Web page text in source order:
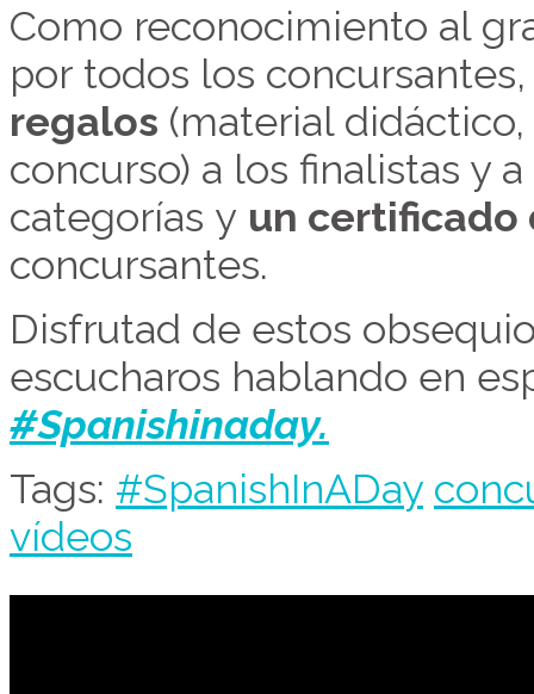
Como reconocimiento al
por todos los
regalos (material
concurso) a los finalistas y
categorías y un
concursantes.
Disfrutad de estos
escucharos hablando en
#Spanishinaday.
Tags: #SpanishInADay
vídeos